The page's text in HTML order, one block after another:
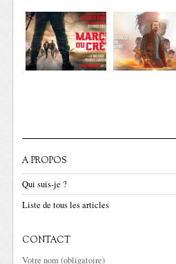
A PROPOS
Qui suis-je ?
Liste de tous les articles
CONTACT
Votre nom (obligatoire)